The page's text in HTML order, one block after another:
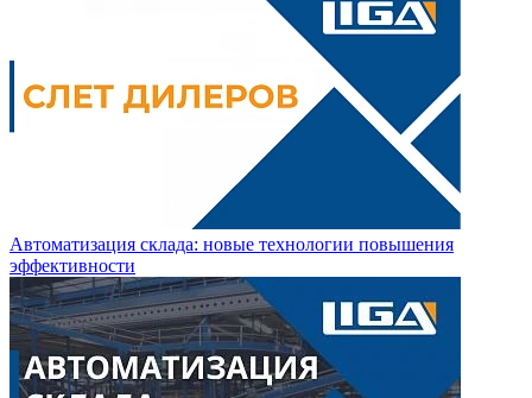
Автоматизация склада: новые технологии повышения
эффективности